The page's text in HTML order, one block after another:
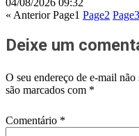
04/08/2026 09:32
« Anterior Page1 Page2 Page3
Deixe um
O seu endereço de e-mail não
são marcados com *
Comentário *